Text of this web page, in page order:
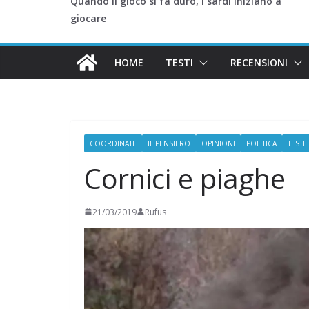
giocare
HOME TESTI RECENSIONI
COORDINATE IL PENSIERO OPINIONI POLITICA TESTI
Cornici e piaghe
21/03/2019 Rufus